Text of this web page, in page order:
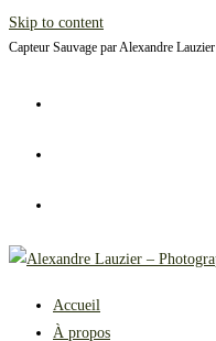
Skip to content
Capteur Sauvage par Alexandre Lauzier
Accueil
À propos